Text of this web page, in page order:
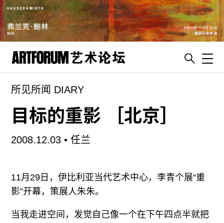
artguide
新闻
展评
杂志
视频
ENGLISH
ART & EDUCATION
所见所闻 DIARY
目标的重影 ［北京］
2008.12.03 •任兰
11月29日，伊比利亚当代艺术中心，李青个展“重
影”开幕，策展人朱朱。
当我走进空间，发觉自己像一个在下午四点半就把